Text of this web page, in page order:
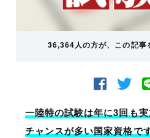
36,364人の方が、この記事
一陸特の試験は年に3回も
チャンスが多い国家資格で